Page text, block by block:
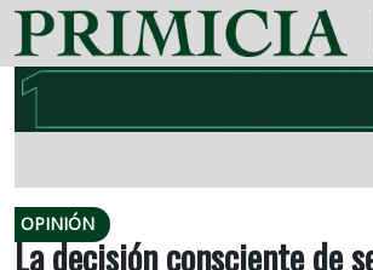
OPINIÓN
La decisión consciente de